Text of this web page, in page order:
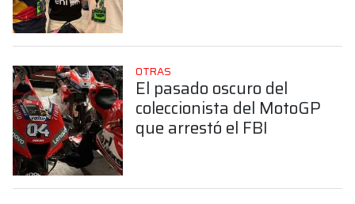
argentina”
OTRAS
El pasado oscuro del
coleccionista del MotoGP
que arrestó el FBI